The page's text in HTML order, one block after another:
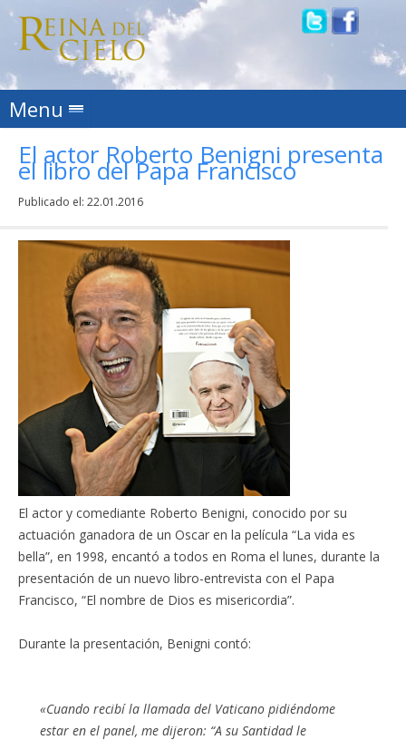
Menu Skip to content
El actor Roberto Benigni presenta
el libro del Papa Francisco
Publicado el: 22.01.2016
El actor y comediante Roberto Benigni, conocido por su
actuación ganadora de un Oscar en la película “La vida es
bella”, en 1998, encantó a todos en Roma el lunes, durante la
presentación de un nuevo libro-entrevista con el Papa
Francisco, “El nombre de Dios es misericordia”.
Durante la presentación, Benigni contó:
«Cuando recibí la llamada del Vaticano pidiéndome
estar en el panel, me dijeron: “A su Santidad le